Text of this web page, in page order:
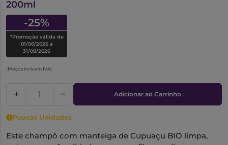
200ml
-25%
*Promoção válida de
01/06/2026 a
31/08/2026
(Preços incluem IVA)
Adicionar ao Carrinho
Poucas Unidades
Este champô com manteiga de Cupuaçu BIO limpa,